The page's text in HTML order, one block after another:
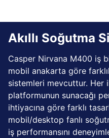
Akıllı Soğutma
Casper Nirvana M400 iş
mobil anakarta göre
sistemleri mevcuttur. Her
platformunun sunacağı
ihtiyacına göre farklı
mobil/desktop fanlı
iş performansını